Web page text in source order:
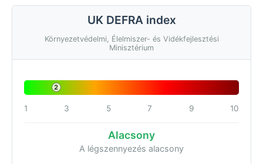
UK DEFRA index
Környezetvédelmi, Élelmiszer- és Vidékfejlesztési
Minisztérium
2
1 3 5 7 9 10
Alacsony
A légszennyezés alacsony